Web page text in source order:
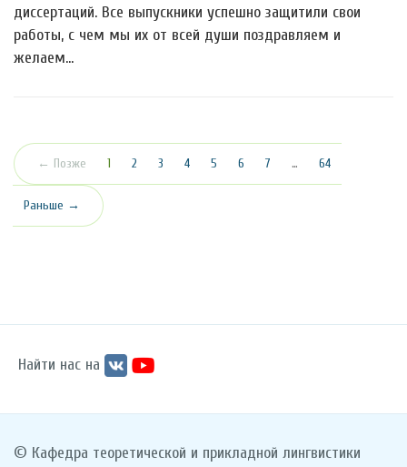
диссертаций. Все выпускники успешно защитили свои
работы, с чем мы их от всей души поздравляем и
желаем…
← Позже 1 (текущая)
2 3 4 5 6 7 … 64
Раньше →
Найти нас на
© Кафедра теоретической и прикладной лингвистики